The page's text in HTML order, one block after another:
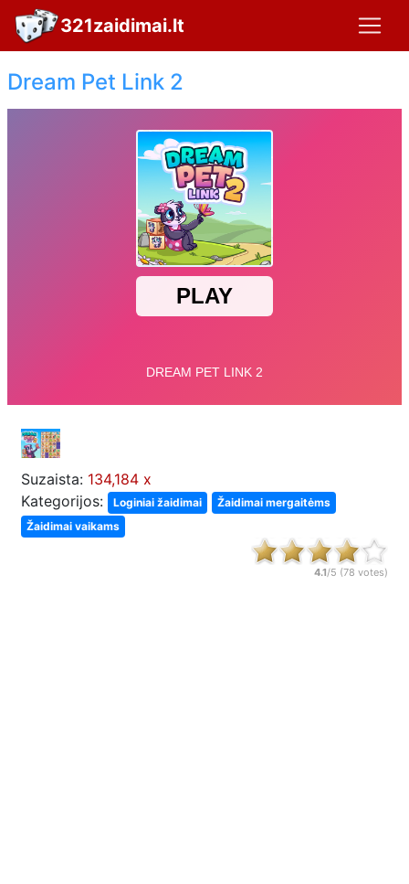
321zaidimai.lt
Dream Pet Link 2
Suzaista: 134,184 x
Kategorijos:
Loginiai žaidimai
Žaidimai mergaitėms
Žaidimai vaikams
4.1/5 (78 votes)